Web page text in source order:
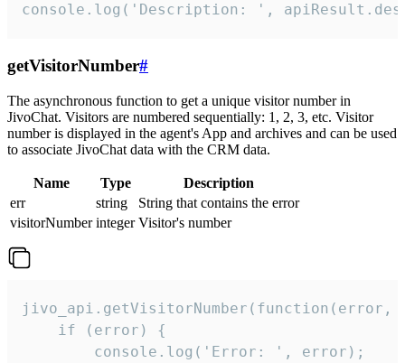
console.log('Description: ',
getVisitorNumber#
The asynchronous function to get a unique visitor number in
JivoChat. Visitors are numbered sequentially: 1, 2, 3, etc. Visitor
number is displayed in the agent's App and archives and can be used
to associate JivoChat data with the CRM data.
Name Type
Description
err
string
String that contains the error
visitorNumber integer Visitor's number
jivo_api.getVisitorNumber(function(error,
    if (error) {
        console.log('Error: ', error);